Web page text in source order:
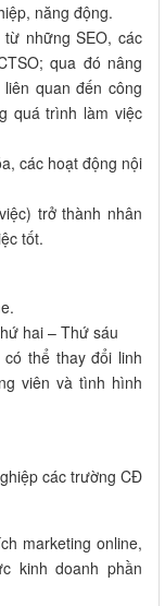
năng động.
những SEO, các
qua đó nâng
quan đến công
quá trình làm việc
các hoạt động nội
trở thành nhân
tốt.
hai – Thứ sáu
thể thay đổi linh
viên và tình hình
các trường CĐ
marketing online,
kinh doanh phần